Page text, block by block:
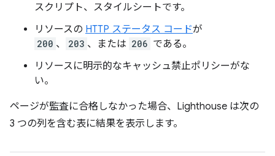
スクリプト、スタイルシートです。
リソースの HTTP ステータス コードが
200 、 203 、または 206 である。
リソースに明示的なキャッシュ禁止ポリシーがな
い。
ページが監査に合格しなかった場合、Lighthouse は次の
3 つの列を含む表に結果を表示します。